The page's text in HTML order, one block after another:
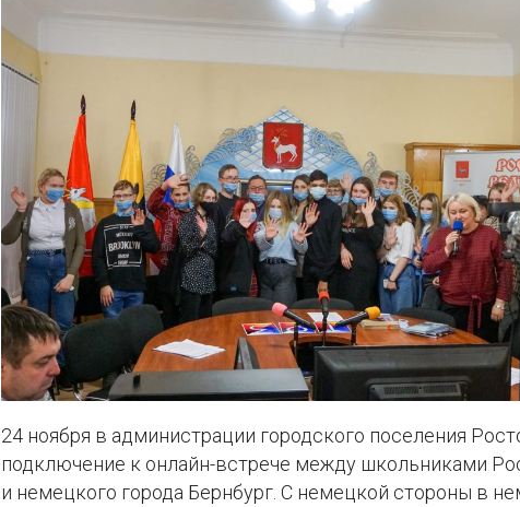
24 ноября в администрации городского поселения
подключение к онлайн-встрече между школьниками
и немецкого города Бернбург. С немецкой стороны в